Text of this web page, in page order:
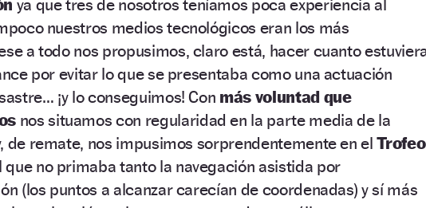
ya que tres de nosotros teníamos poca experiencia al
nuestros medios tecnológicos eran los más
a todo nos propusimos, claro está, hacer cuanto
por evitar lo que se presentaba como una actuación
¡y lo conseguimos! Con más voluntad que
nos situamos con regularidad en la parte media de la
de remate, nos impusimos sorprendentemente en elTrofeo
que no primaba tanto la navegación asistida por
(los puntos a alcanzar carecían de coordenadas) y sí más